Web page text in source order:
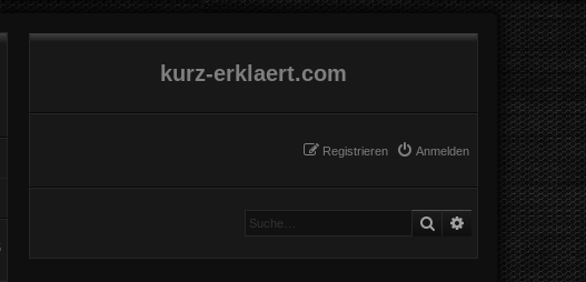
kurz-erklaert.com
Anmelden
Registrieren
Suche Erweiterte Suche